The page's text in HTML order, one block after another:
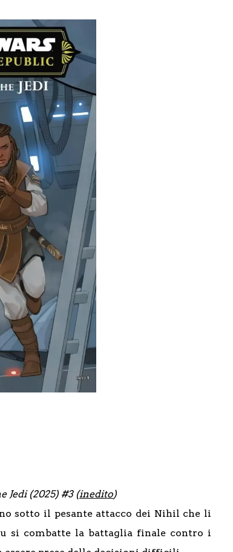
Jedi (2025) #3 (inedito)
sotto il pesante attacco dei Nihil che li
si combatte la battaglia finale contro i